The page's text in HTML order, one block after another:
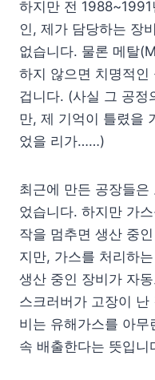
하지만 전
인, 제가 담당하는 장
없습니다. 물론 메탈
하지 않으면 치명적인
겁니다. (사실 그 공정
만, 제 기억이 틀렸을
었을 리가……)
최근에 만든 공장들은
었습니다. 하지만 가
작을 멈추면 생산 중
지만, 가스를 처리하
생산 중인 장비가 자
스크러버가 고장이
비는 유해가스를 아
속 배출한다는 뜻입니